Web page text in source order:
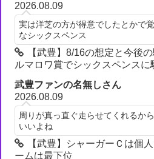
2026.08.09
実は洋芝の方が得意でしたとかで
なシックスペンス
【武豊】8/16の想定と今後
ルマロワ賞でシックスペンスに
武豊ファンの名無しさん
2026.08.09
周りが真っ直ぐ走らせてくれるか
いいよね
【武豊】シャーガーＣは個
ームは最下位